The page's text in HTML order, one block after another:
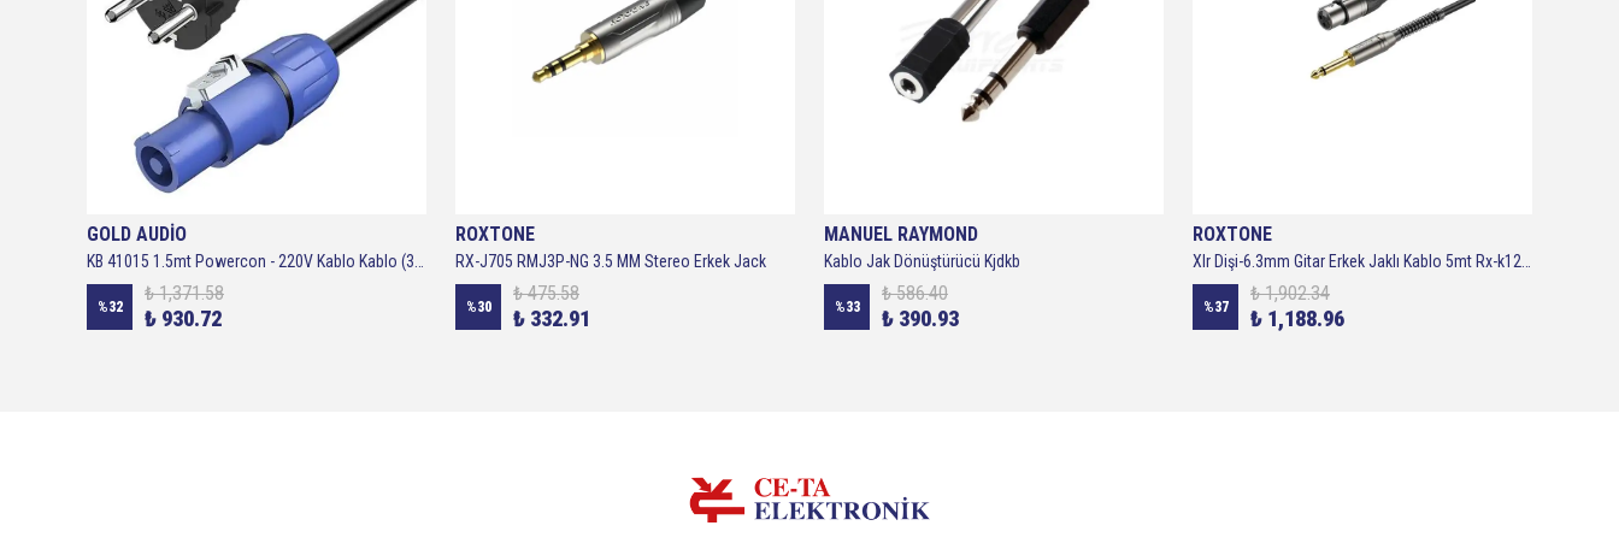
GOLD AUDİO
KB 41015 1.5mt Powercon - 220V Kablo Kablo (3×2.5mm²) - Gold Audi
%32
₺ 1,371.58
₺ 930.72
ROXTONE
RX-J705 RMJ3P-NG 3.5 MM Stereo Erkek Jack
%30
₺ 475.58
₺ 332.91
MANUEL RAYMOND
Kablo Jak Dönüştürücü Kjdkb
%33
₺ 586.40
₺ 390.93
ROXTONE
Xlr Dişi-6.3mm Gitar Erkek Jaklı Kablo 5mt Rx-k12205
%37
₺ 1,902.34
₺ 1,188.96